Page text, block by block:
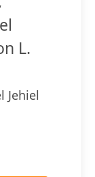
L.
Jehiel